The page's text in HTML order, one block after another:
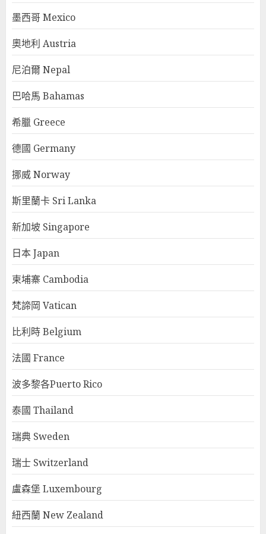
墨西哥 Mexico
奧地利 Austria
尼泊爾 Nepal
巴哈馬 Bahamas
希臘 Greece
德國 Germany
挪威 Norway
斯里蘭卡 Sri Lanka
新加坡 Singapore
日本 Japan
柬埔寨 Cambodia
梵諦岡 Vatican
比利時 Belgium
法國 France
波多黎各Puerto Rico
泰國 Thailand
瑞典 Sweden
瑞士 Switzerland
盧森堡 Luxembourg
紐西蘭 New Zealand